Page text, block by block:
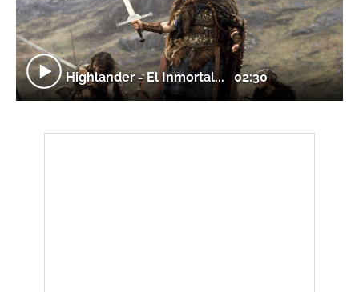
Highlander - El Inmortal...02:30